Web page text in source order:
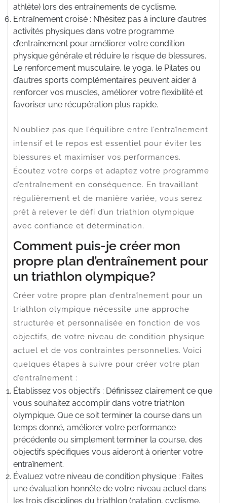
athlète) lors des entraînements de cyclisme.
Entraînement croisé : N’hésitez pas à inclure d’autres
activités physiques dans votre programme
d’entraînement pour améliorer votre condition
physique générale et réduire le risque de blessures.
Le renforcement musculaire, le yoga, le Pilates ou
d’autres sports complémentaires peuvent aider à
renforcer vos muscles, améliorer votre flexibilité et
favoriser une récupération plus rapide.
N’oubliez pas que l’équilibre entre l’entraînement
intensif et le repos est essentiel pour éviter les
blessures et maximiser vos performances.
Écoutez votre corps et adaptez votre programme
d’entraînement en conséquence. En travaillant
régulièrement et de manière variée, vous serez
prêt à relever le défi d’un triathlon olympique
avec confiance et détermination.
Comment puis-je créer mon
propre plan d’entraînement pour
un triathlon olympique?
Créer votre propre plan d’entraînement pour un
triathlon olympique nécessite une approche
structurée et personnalisée en fonction de vos
objectifs, de votre niveau de condition physique
actuel et de vos contraintes personnelles. Voici
quelques étapes à suivre pour créer votre plan
d’entraînement :
Établissez vos objectifs : Définissez clairement ce que
vous souhaitez accomplir dans votre triathlon
olympique. Que ce soit terminer la course dans un
temps donné, améliorer votre performance
précédente ou simplement terminer la course, des
objectifs spécifiques vous aideront à orienter votre
entraînement.
Évaluez votre niveau de condition physique : Faites
une évaluation honnête de votre niveau actuel dans
les trois disciplines du triathlon (natation, cyclisme,